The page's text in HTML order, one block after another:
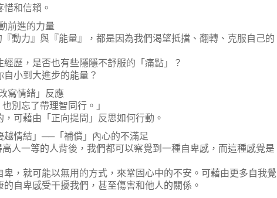
和信賴。
進的力量
力』與『能量』，都是因為我們渴望抵擋、翻轉、克服自己的
，是否也有些隱隱不舒服的「痛點」？
小到大進步的能量？
情緒」反應
忘了帶理智同行。」
藉由「正向提問」反思如何行動。
結」──「補償」內心的不滿足
一等的人背後，我們都可以察覺到一種自卑感，而這種感覺是
就可能以無用的方式，來鞏固心中的不安。可藉由更多自我覺
自卑感受干擾我們，甚至傷害和他人的關係。